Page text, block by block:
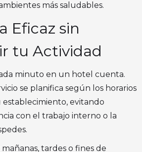
más saludables.
Eficaz sin
tu Actividad
minuto en un hotel cuenta.
se planifica según los horarios
establecimiento, evitando
con el trabajo interno o la
mañanas, tardes o fines de